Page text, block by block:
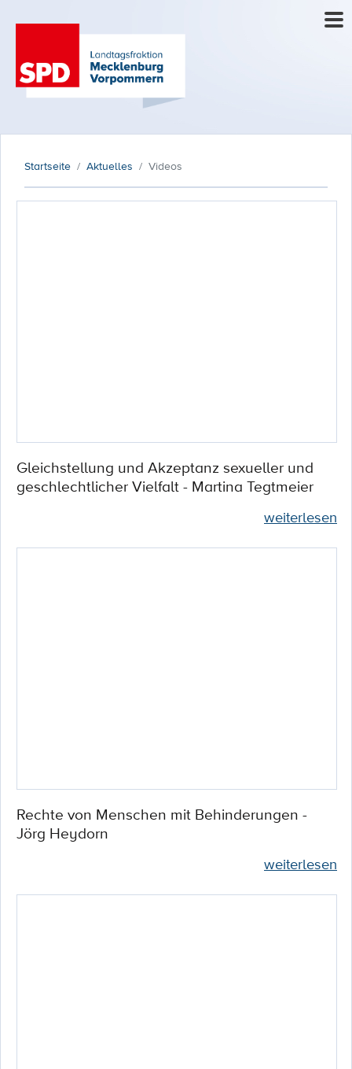
Startseite Aktuelles Videos
Gleichstellung und Akzeptanz sexueller und
geschlechtlicher Vielfalt - Martina Tegtmeier
weiterlesen
Rechte von Menschen mit Behinderungen -
Jörg Heydorn
weiterlesen